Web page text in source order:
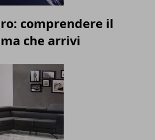
comprendere il
che arrivi